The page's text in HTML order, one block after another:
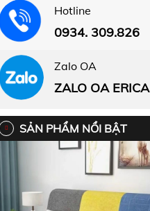
Hotline
0934. 309.826
Zalo OA
ZALO OA ERICA
SẢN PHẨM NỔI BẬT